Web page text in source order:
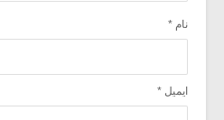
نام *
ایمیل *